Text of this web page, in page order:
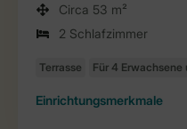
Circa 53 m²
2 Schlafzimmer
Einrichtungsmerkmale